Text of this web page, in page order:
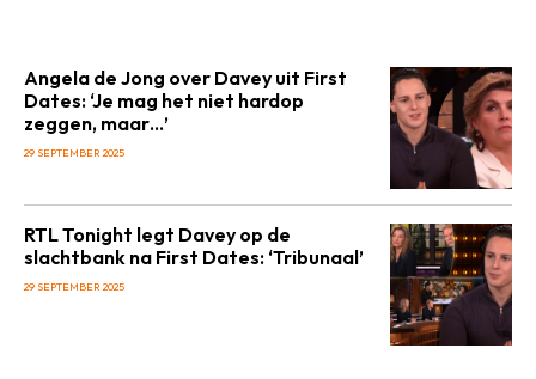
Angela de Jong over Davey uit First
Dates: ‘Je mag het niet hardop
zeggen, maar…’
29 SEPTEMBER 2025
RTL Tonight legt Davey op de
slachtbank na First Dates: ‘Tribunaal’
29 SEPTEMBER 2025